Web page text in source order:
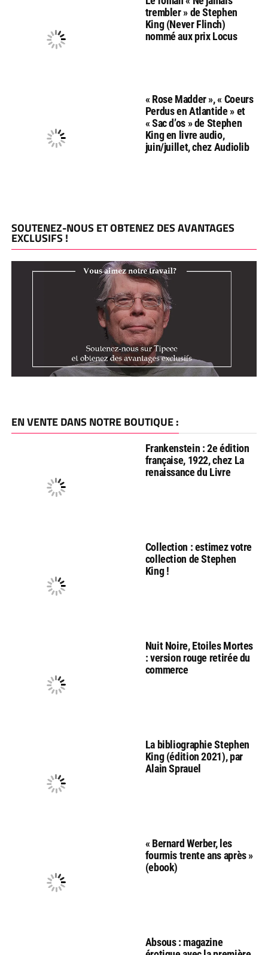
trembler » de Stephen
King (Never Flinch)
nommé aux prix Locus
« Rose Madder », « Coeurs
Perdus en Atlantide » et
« Sac d’os » de Stephen
King en livre audio,
juin/juillet, chez Audiolib
SOUTENEZ-NOUS ET OBTENEZ DES AVANTAGES
EXCLUSIFS !
EN VENTE DANS NOTRE BOUTIQUE :
Frankenstein : 2e édition
française, 1922, chez La
renaissance du Livre
Collection : estimez votre
collection de Stephen
King !
Nuit Noire, Etoiles Mortes
: version rouge retirée du
commerce
La bibliographie Stephen
King (édition 2021), par
Alain Sprauel
« Bernard Werber, les
fourmis trente ans après »
(ebook)
Absous : magazine